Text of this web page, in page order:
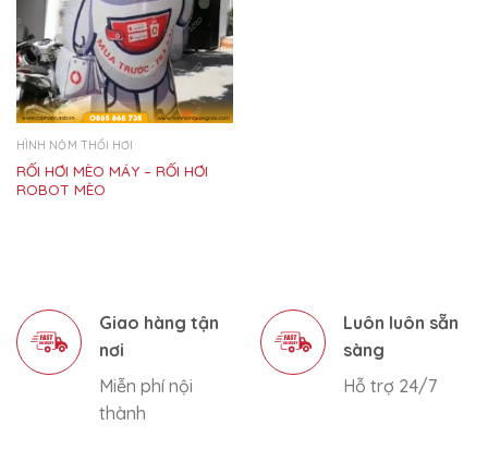
HÌNH NỘM THỔI HƠI
RỐI HƠI MÈO MÁY – RỐI HƠI
ROBOT MÈO
Giao hàng tận
nơi
Miễn phí nội
thành
Luôn luôn sẵn
sàng
Hỗ trợ 24/7